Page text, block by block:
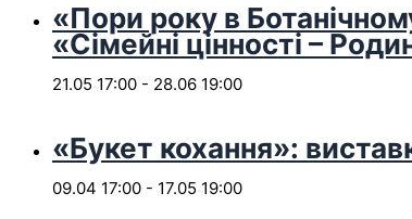
«Пори року в
«Сімейні цінності –
21.05 17:00 - 28.06 19:00
«Букет кохання»:
09.04 17:00 - 17.05 19:00